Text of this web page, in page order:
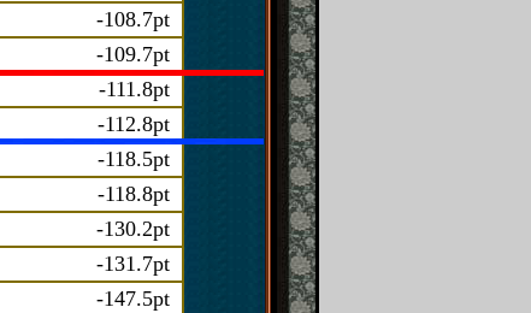
-108.7pt
-109.7pt
-111.8pt
-112.8pt
-118.5pt
-118.8pt
-130.2pt
-131.7pt
-147.5pt